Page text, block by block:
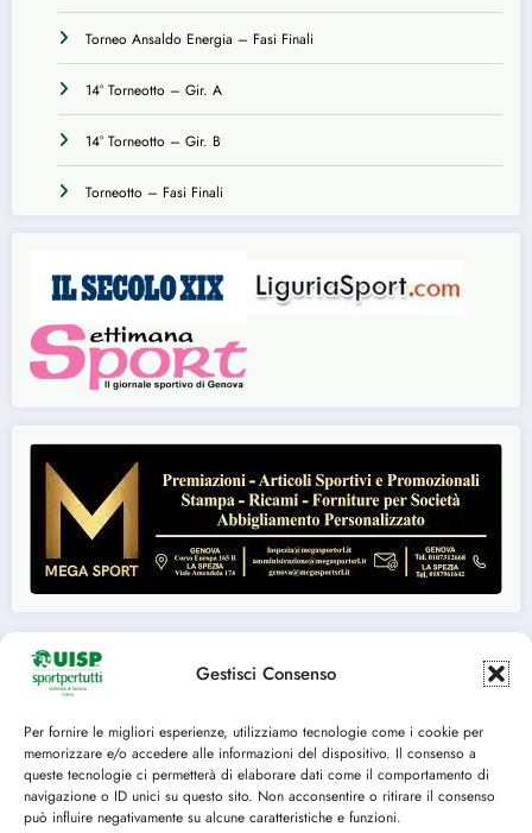
Gestisci Consenso
Per fornire le migliori esperienze, utilizziamo tecnologie come i cookie per
memorizzare e/o accedere alle informazioni del dispositivo. Il consenso a
queste tecnologie ci permetterà di elaborare dati come il comportamento di
navigazione o ID unici su questo sito. Non acconsentire o ritirare il consenso
può influire negativamente su alcune caratteristiche e funzioni.
Torneo Ansaldo Energia – Fasi Finali
14° Torneotto – Gir. A
14° Torneotto – Gir. B
Torneotto – Fasi Finali
Seguici su:
FACEBOOK
TWITTER
INSTAGRAM
YOUTUBE